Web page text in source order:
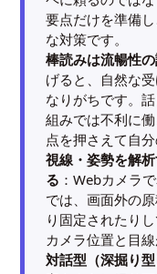
要点だけを準備
な対策です。
棒読みは流暢性
げると、自然な
なりがちです。
組みでは不利に
点を押さえて自
視線・姿勢を解
る ：Webカメラ
では、画面外の
り固定されたり
カメラ位置と目
対話型（深掘り